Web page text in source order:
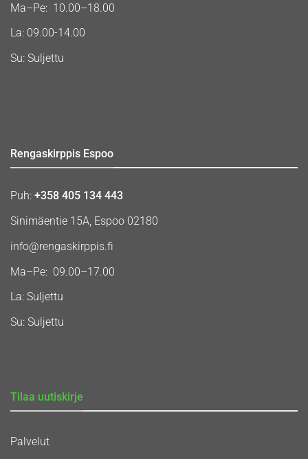
Ma–Pe: 10.00–18.00
La: 09.00-14.00
Su: Suljettu
Rengaskirppis Espoo
Puh: +358 405 134 443
Sinimäentie 15A, Espoo 02180
info@rengaskirppis.fi
Ma–Pe: 09.00–17.00
La: Suljettu
Su: Suljettu
Tilaa uutiskirje
Palvelut